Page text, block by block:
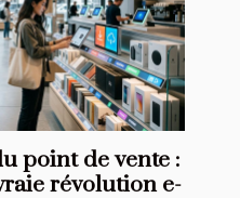
point de vente :
révolution e-